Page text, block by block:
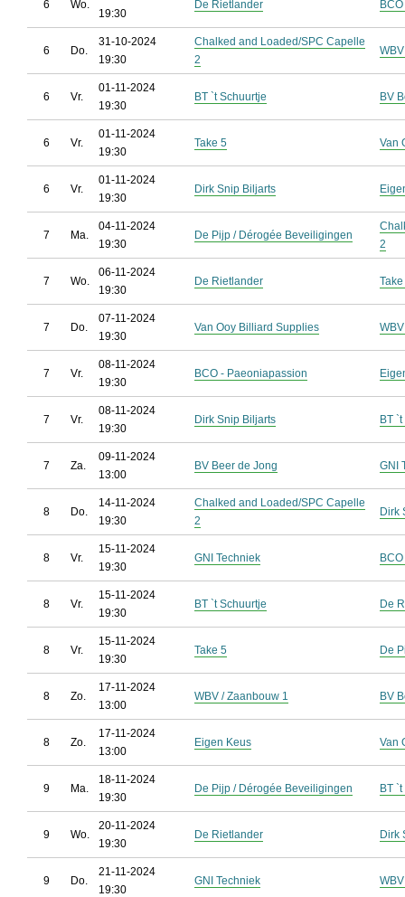
6 Wo.
19:30
De Rietlander
6 Do.
31-10-2024
19:30
Chalked and Loaded/SPC Capelle
2
6 Vr.
01-11-2024
19:30
BT `t Schuurtje BV
6 Vr.
01-11-2024
19:30
Take 5 Van
6 Vr.
01-11-2024
19:30
Dirk Snip Biljarts
7 Ma.
04-11-2024
19:30
De Pijp / Dérogée Beveiligingen
2
7 Wo.
06-11-2024
19:30
De Rietlander
7 Do.
07-11-2024
19:30
Van Ooy Billiard Supplies
7 Vr.
08-11-2024
19:30
BCO - Paeoniapassion
7 Vr.
08-11-2024
19:30
Dirk Snip Biljarts BT
7 Za.
09-11-2024
13:00
BV Beer de Jong GNI
8 Do.
14-11-2024
19:30
Chalked and Loaded/SPC Capelle
2
Dirk
8 Vr.
15-11-2024
19:30
GNI Techniek
8 Vr.
15-11-2024
19:30
BT `t Schuurtje De
8 Vr.
15-11-2024
19:30
Take 5 De
8 Zo.
17-11-2024
13:00
WBV / Zaanbouw 1 BV
8 Zo.
17-11-2024
13:00
Eigen Keus Van
9 Ma.
18-11-2024
19:30
De Pijp / Dérogée Beveiligingen BT
9 Wo.
20-11-2024
19:30
De Rietlander Dirk
9 Do.
21-11-2024
19:30
GNI Techniek